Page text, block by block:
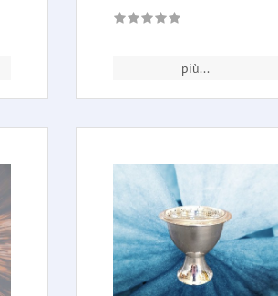
più...